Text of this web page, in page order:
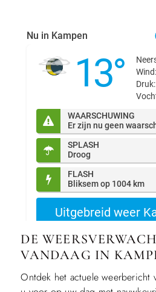
DE
VANDAAG IN
Ontdek het actuele weerbericht